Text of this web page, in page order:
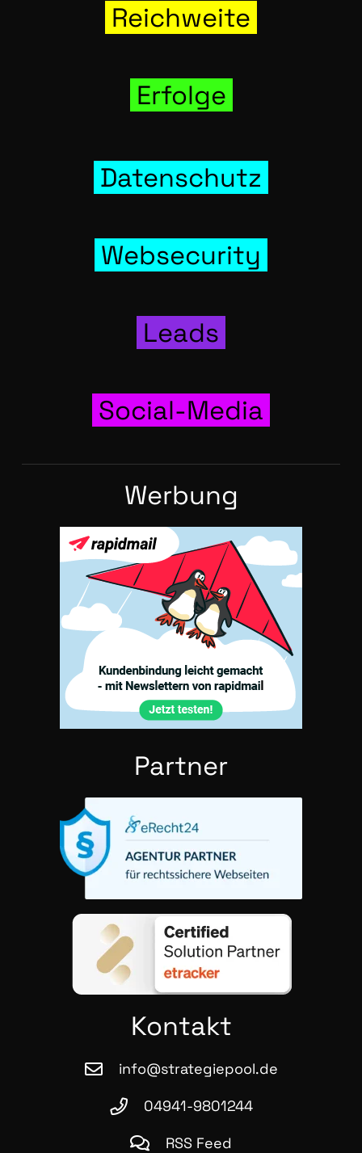
Reich­wei­te
Erfol­ge
Daten­schutz
Web­se­cu­ri­ty
Leads
Social-Media
Wer­bung
Part­ner
Kon­takt
info@strategiepool.de
04941-9801244
RSS Feed